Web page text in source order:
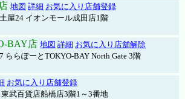
地図 詳細 お気に入り店舗登録
屋24 イオンモール成田店1階
BAY店 地図 詳細 お気に入り店舗解除
ららぽーとTOKYO-BAY North Gate 3階
お気に入り店舗登録
武百貨店船橋店3階1～3番地